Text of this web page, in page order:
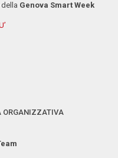
Genova Smart Week
ORGANIZZATIVA